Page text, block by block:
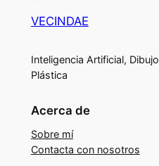
VECINDAE
Inteligencia Artificial,
Plástica
Acerca de
Sobre mí
Contacta con nosotros